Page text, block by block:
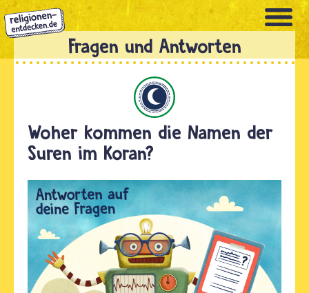
Direkt
zum
Inhalt
Woher kommen die Namen der
Suren im Koran?